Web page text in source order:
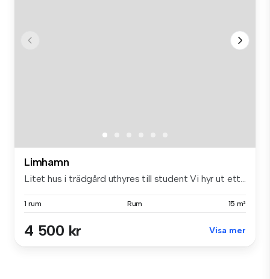
Limhamn
Litet hus i trädgård uthyres till student Vi hyr ut ett...
1 rum Rum 15 m²
4 500 kr Visa mer